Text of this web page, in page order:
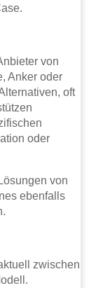
von
Anker oder
oft
oder
von
ebenfalls
zwischen